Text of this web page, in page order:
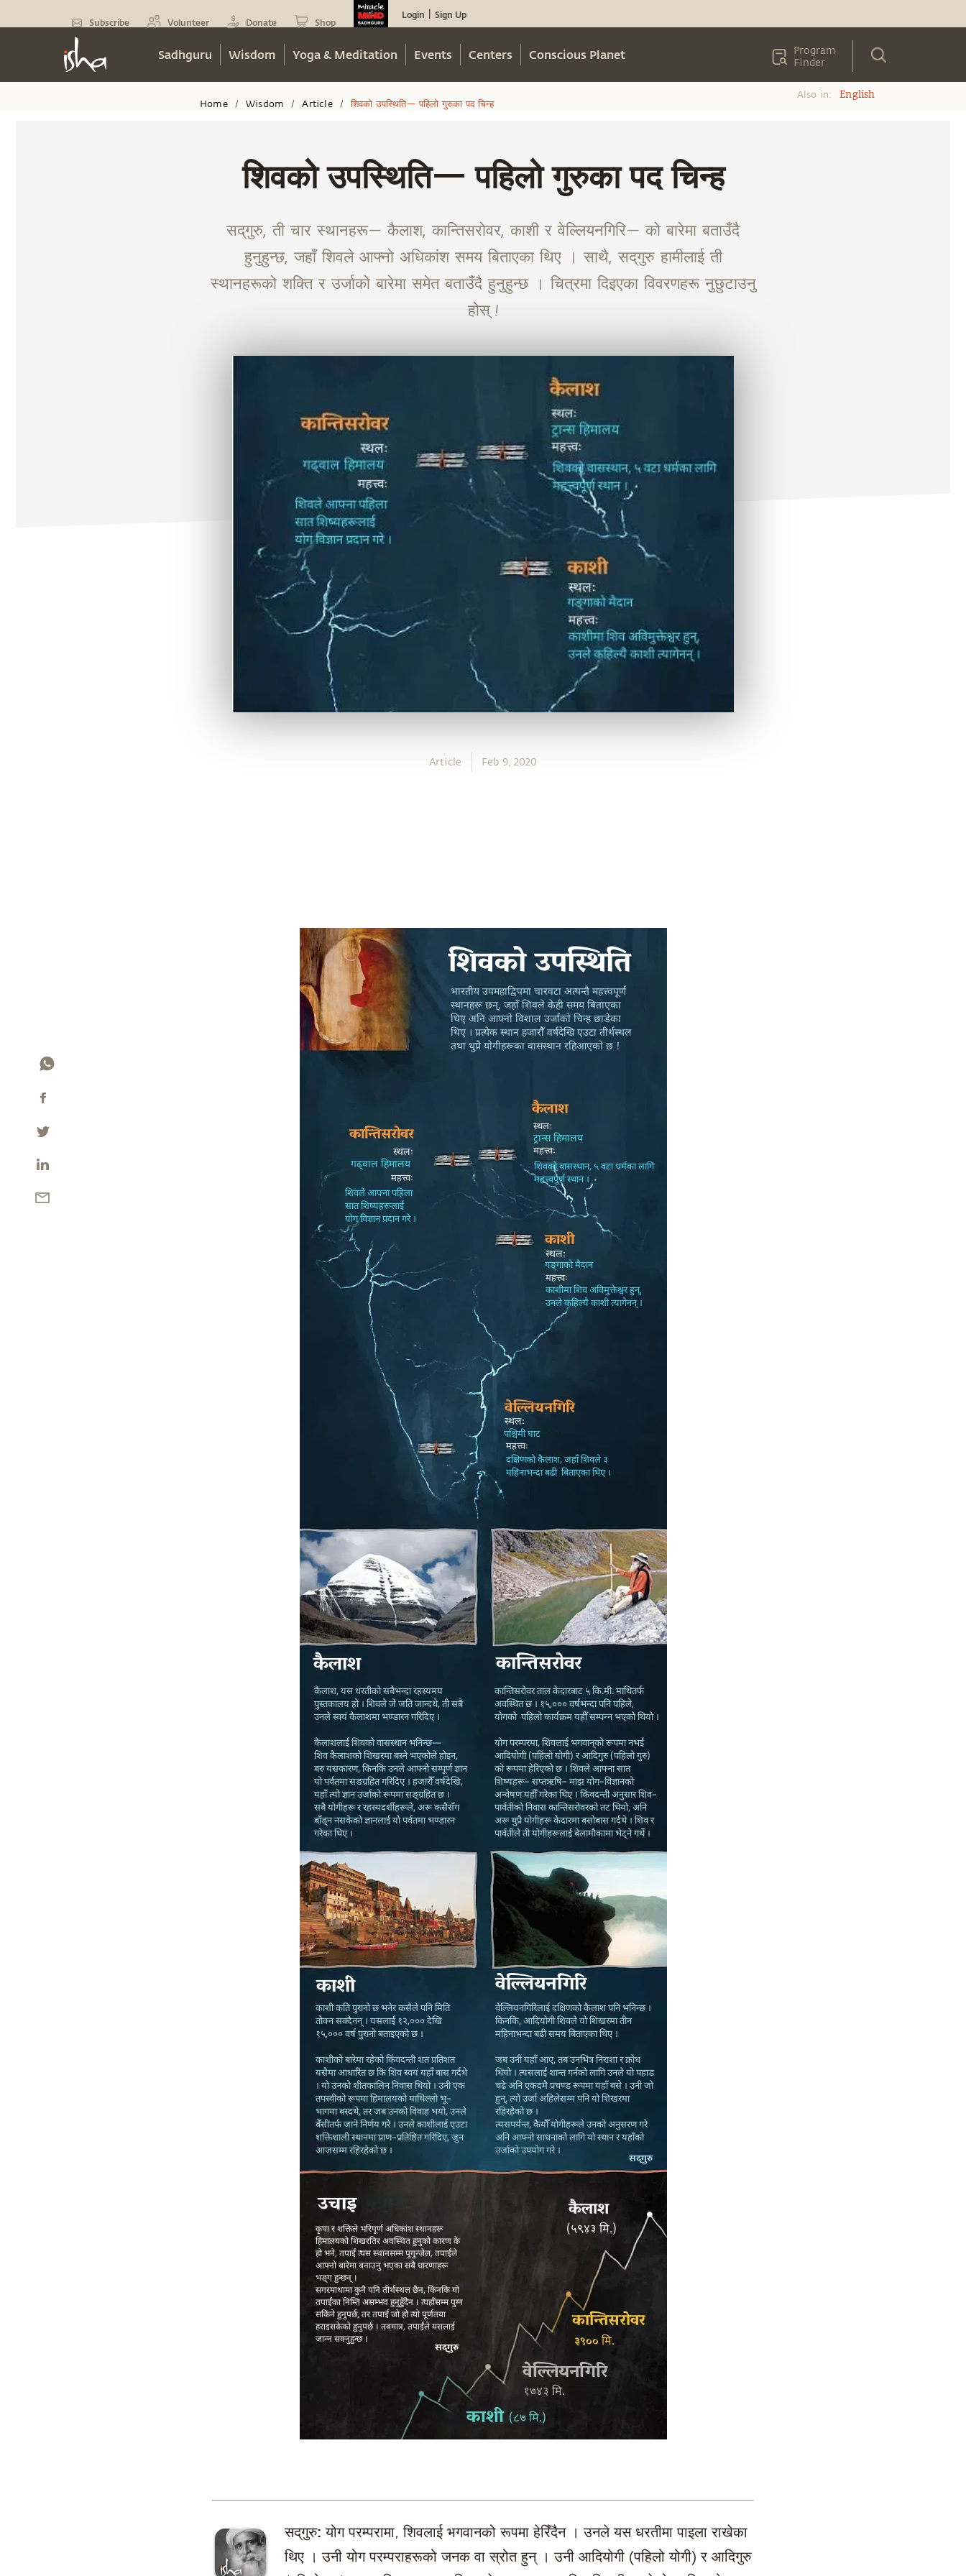
Subscribe Volunteer Donate Shop
Login Sign Up
Sadhguru Wisdom Yoga & Meditation Events Centers Conscious Planet
Program
Finder
Home / Wisdom / Article / शिवको उपस्थिति— पहिलो गुरुका पद चिन्ह
Also in: English
शिवको उपस्थिति— पहिलो गुरुका पद चिन्ह
सद्‌गुरु, ती चार स्थानहरू— कैलाश, कान्तिसरोवर, काशी र वेल्लियनगिरि— को बारेमा बताउँदै
हुनुहुन्छ, जहाँ शिवले आफ्नो अधिकांश समय बिताएका थिए । साथै, सद्‌गुरु हामीलाई ती
स्थानहरूको शक्ति र उर्जाको बारेमा समेत बताउँदै हुनुहुन्छ । चित्रमा दिइएका विवरणहरू नुछुटाउनु
होस् !
Article Feb 9, 2020
सद्‌गुरु: योग परम्परामा, शिवलाई भगवानको रूपमा हेरिँदैन । उनले यस धरतीमा पाइला राखेका
थिए । उनी योग परम्पराहरूको जनक वा स्रोत हुन् । उनी आदियोगी (पहिलो योगी) र आदिगुरु